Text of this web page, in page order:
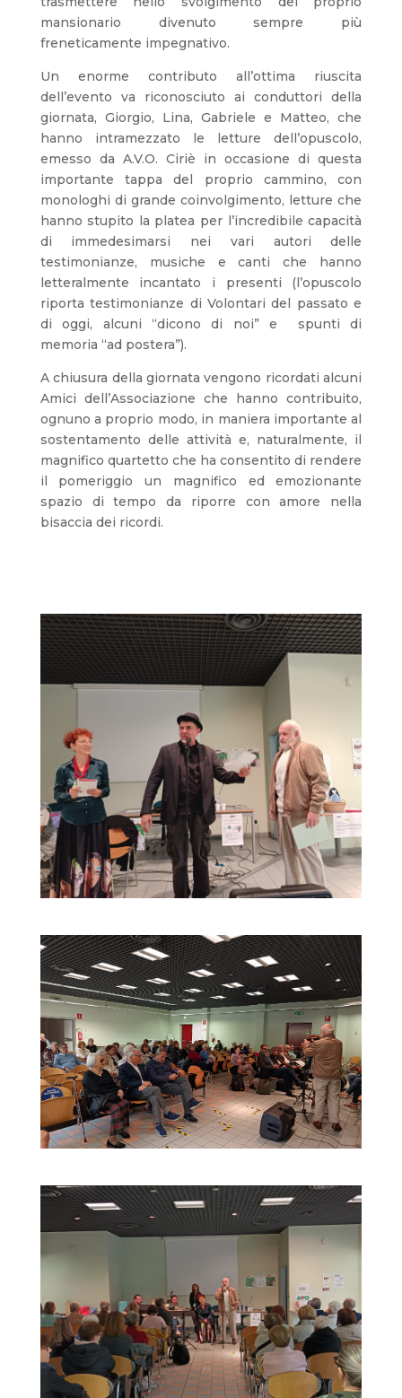
mansionario divenuto sempre più
freneticamente impegnativo.
Un enorme contributo all’ottima riuscita
dell’evento va riconosciuto ai conduttori della
giornata, Giorgio, Lina, Gabriele e Matteo, che
hanno intramezzato le letture dell’opuscolo,
emesso da A.V.O. Ciriè in occasione di questa
importante tappa del proprio cammino, con
monologhi di grande coinvolgimento, letture che
hanno stupito la platea per l’incredibile capacità
di immedesimarsi nei vari autori delle
testimonianze, musiche e canti che hanno
letteralmente incantato i presenti (l’opuscolo
riporta testimonianze di Volontari del passato e
di oggi, alcuni “dicono di noi” e spunti di
memoria “ad postera”).
A chiusura della giornata vengono ricordati alcuni
Amici dell’Associazione che hanno contribuito,
ognuno a proprio modo, in maniera importante al
sostentamento delle attività e, naturalmente, il
magnifico quartetto che ha consentito di rendere
il pomeriggio un magnifico ed emozionante
spazio di tempo da riporre con amore nella
bisaccia dei ricordi.